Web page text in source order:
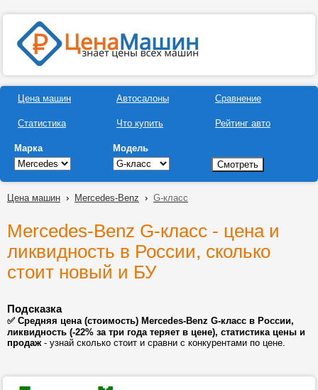
Цена машин
Статистика
Автосалоны
Что купить
Сравнение
Рейтинг авто
Марка Модель
Цена машин › Mercedes-Benz › G-класс
Mercedes-Benz G-класс - цена и
ликвидность в России, сколько
стоит новый и БУ
Подсказка
✅ Средняя цена (стоимость) Mercedes-Benz G-класс в России,
ликвидность (-22% за три года теряет в цене), статистика цены и
продаж- узнай сколько стоит и сравни с конкурентами по цене.